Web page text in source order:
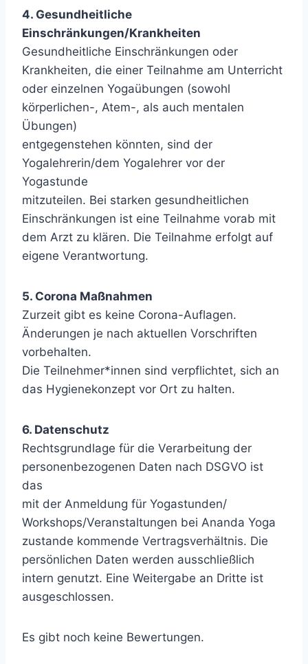
4. Gesundheitliche
Einschränkungen/Krankheiten
Gesundheitliche Einschränkungen oder
Krankheiten, die einer Teilnahme am Unterricht
oder einzelnen Yogaübungen (sowohl
körperlichen-, Atem-, als auch mentalen
Übungen)
entgegenstehen könnten, sind der
Yogalehrerin/dem Yogalehrer vor der
Yogastunde
mitzuteilen. Bei starken gesundheitlichen
Einschränkungen ist eine Teilnahme vorab mit
dem Arzt zu klären. Die Teilnahme erfolgt auf
eigene Verantwortung.
5. Corona Maßnahmen
Zurzeit gibt es keine Corona-Auflagen.
Änderungen je nach aktuellen Vorschriften
vorbehalten.
Die Teilnehmer*innen sind verpflichtet, sich an
das Hygienekonzept vor Ort zu halten.
6. Datenschutz
Rechtsgrundlage für die Verarbeitung der
personenbezogenen Daten nach DSGVO ist
das
mit der Anmeldung für Yogastunden/
Workshops/Veranstaltungen bei Ananda Yoga
zustande kommende Vertragsverhältnis. Die
persönlichen Daten werden ausschließlich
intern genutzt. Eine Weitergabe an Dritte ist
ausgeschlossen.
Es gibt noch keine Bewertungen.